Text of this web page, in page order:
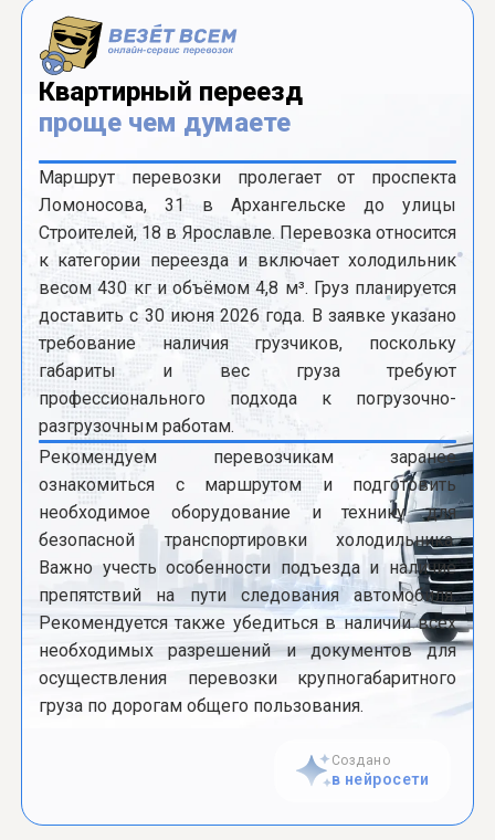
Квартирный переезд
проще чем думаете
Маршрут перевозки пролегает от проспекта
Ломоносова, 31 в Архангельске до улицы
Строителей, 18 в Ярославле. Перевозка относится
к категории переезда и включает холодильник
весом 430 кг и объёмом 4,8 м³. Груз планируется
доставить с 30 июня 2026 года. В заявке указано
требование наличия грузчиков, поскольку
габариты и вес груза требуют
профессионального подхода к погрузочно-
разгрузочным работам.
Рекомендуем перевозчикам заранее
ознакомиться с маршрутом и подготовить
необходимое оборудование и технику для
безопасной транспортировки холодильника.
Важно учесть особенности подъезда и наличие
препятствий на пути следования автомобиля.
Рекомендуется также убедиться в наличии всех
необходимых разрешений и документов для
осуществления перевозки крупногабаритного
груза по дорогам общего пользования.
Создано
в нейросети